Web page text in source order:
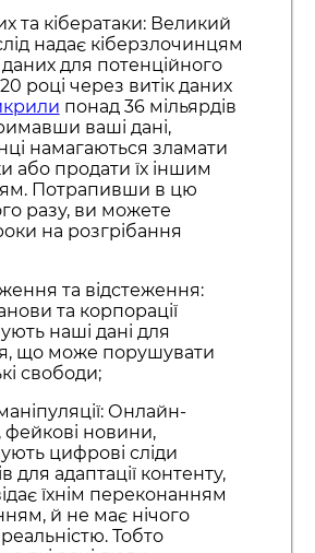
та кібератаки: Великий
надає кіберзлочинцям
для потенційного
році через витік даних
понад 36 мільярдів
ваші дані,
намагаються зламати
або продати їх іншим
Потрапивши в цю
разу, ви можете
на розгрібання
та відстеження:
та корпорації
наші дані для
що може порушувати
свободи;
Онлайн-
фейкові новини,
цифрові сліди
для адаптації контенту,
їхнім переконанням
й не має нічого
Тобто